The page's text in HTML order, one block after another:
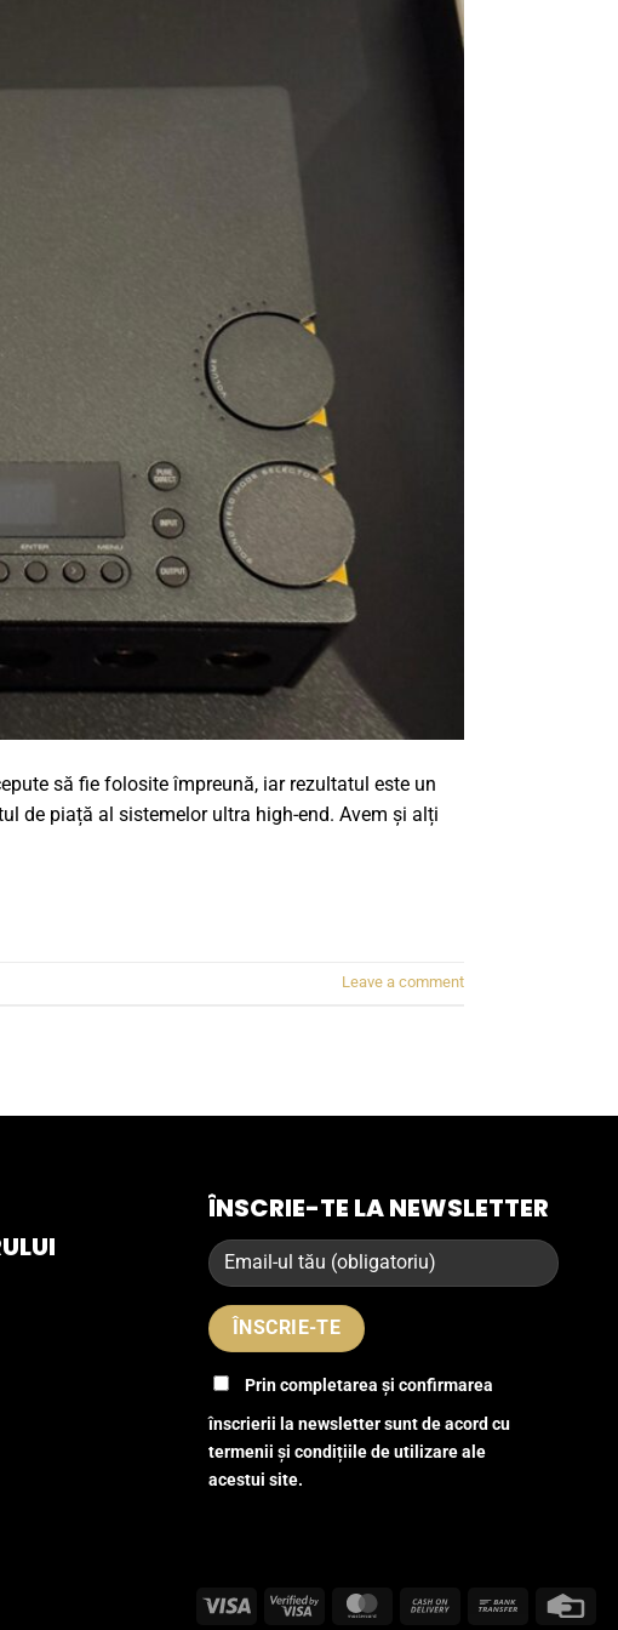
să fie folosite împreună, iar rezultatul este un
de piață al sistemelor ultra high-end. Avem și alți
Leave a comment
ÎNSCRIE-TE LA NEWSLETTER
Prin completarea și confirmarea
înscrierii la newsletter sunt de acord cu
termenii și condițiile de utilizare ale
acestui site.
Visa
Visa
MasterCardCash
Bank